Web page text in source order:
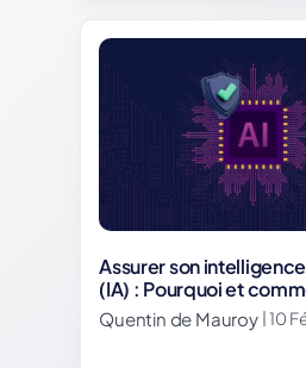
Assurer son
(IA) : Pourquoi et
Quentin de Mauroy | 10